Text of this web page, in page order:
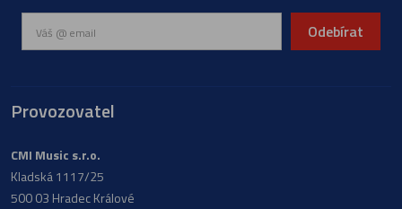
Odebírat
Provozovatel
CMI Music s.r.o.
Kladská 1117/25
500 03 Hradec Králové